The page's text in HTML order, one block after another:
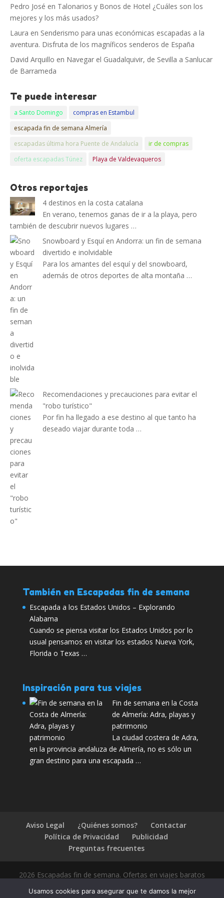
Pedro José en Talonarios y Bonos de Hotel ¿Cuáles son los
mejores y los más usados?
Laura en Senderismo para unas económicas escapadas a la
aventura. Disfruta de los magníficos senderos de España
David Arquillo en Navegar el Guadalquivir, de Sevilla a Sanlucar
de Barrameda
Te puede interesar
a Santo Domingo
compras en Estambul
escapada fin de semana Almería
escapadas última hora Puente de Andalucía
ir de compras
oferta escapadas Túnez
Playa de Valdevaqueros
Otros reportajes
4 destinos en la costa catalana
En verano, tenemos ganas de ir a la playa, pero
también de descubrir nuevos lugares …
Snowboard y Esquí en Andorra: un fin de semana
divertido e inolvidable
Para los amantes del esquí y del snowboard,
además de otros deportes de alta montaña …
Recomendaciones y precauciones para evitar el
"robo turístico"
Por fin ha llegado a ese destino al que tanto ha
deseado viajar durante toda …
También en Escapadas fin de semana
Escapada a los Estados Unidos – Explorando
Alabama
Cuando se piensa visitar los Estados Unidos por lo
usual pensamos en visitar los estados Nueva York,
Florida o Texas …
Inspiración para tus viajes
Fin de semana en la Costa
de Almería: Adra, playas y
patrimonio
La ciudad costera de Adra,
en la provincia andaluza de Almería, no es sólo un
gran destino para una escapada …
Aviso Legal ¿Quiénes somos?
Contactar
Política de Privacidad
Publicidad
Preguntas frecuentes
2026 Escapadas fin de semana. Ofertas en viajes baratos
Usamos cookies para asegurar que te damos la mejor